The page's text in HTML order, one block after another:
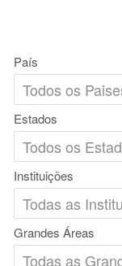
País
Estados
Instituições
Grandes Áreas